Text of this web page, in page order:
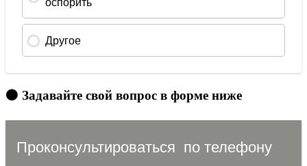
🟠 Задавайте свой вопрос в форме ниже